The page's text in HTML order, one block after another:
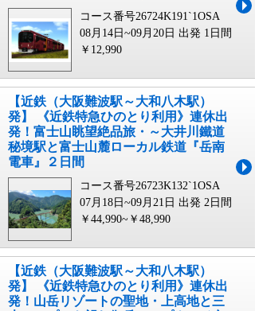
コース番号26724K191`1OSA
08月14日~09月20日 出発 1日間
￥12,990
【近鉄（大阪難波駅～大和八木駅）
発】 《近鉄特急ひのとり利用》連休出
発！富士山眺望絶品旅・～大井川鐵道
秘境駅と富士山麓ローカル鉄道『岳南
電車』２日間
コース番号26723K132`1OSA
07月18日~09月21日 出発 2日間
￥44,990~￥48,990
【近鉄（大阪難波駅～大和八木駅）
発】 《近鉄特急ひのとり利用》連休出
発！山岳リゾートの聖地・上高地と三